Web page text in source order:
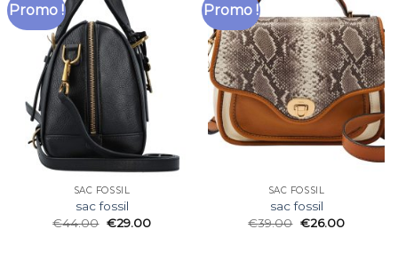
Promo !
SAC FOSSIL
sac fossil
€44.00 €29.00
Promo !
SAC FOSSIL
sac fossil
€39.00 €26.00